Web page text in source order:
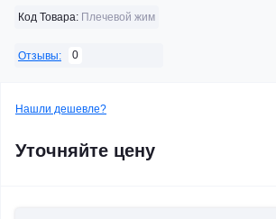
Код Товара: Плечевой жим
Отзывы: 0
Нашли дешевле?
Уточняйте цену